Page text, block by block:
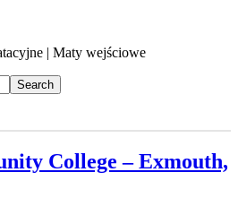
| Maty wejściowe
College – Exmouth,